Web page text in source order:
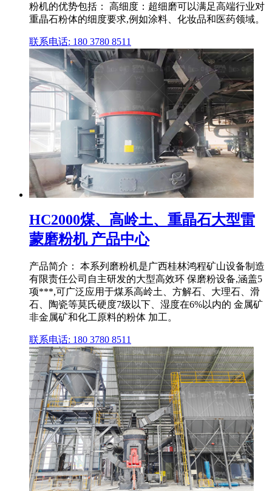
粉机的优势包括： 高细度：超细磨可以满足高端行业对
重晶石粉体的细度要求,例如涂料、化妆品和医药领域。
联系电话: 180 3780 8511
HC2000煤、高岭土、重晶石大型雷
蒙磨粉机 产品中心
产品简介： 本系列磨粉机是广西桂林鸿程矿山设备制造
有限责任公司自主研发的大型高效环 保磨粉设备,涵盖5
项***,可广泛应用于煤系高岭土、方解石、大理石、滑
石、陶瓷等莫氏硬度7级以下、湿度在6%以内的 金属矿
非金属矿和化工原料的粉体 加工。
联系电话: 180 3780 8511